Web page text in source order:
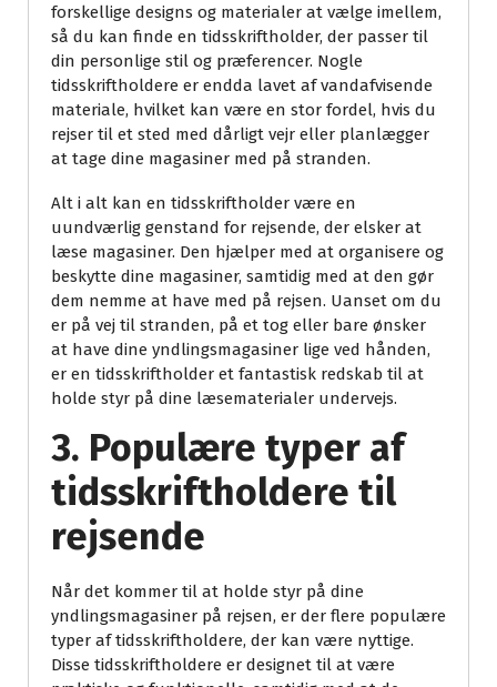
forskellige designs og materialer at vælge imellem,
så du kan finde en tidsskriftholder, der passer til
din personlige stil og præferencer. Nogle
tidsskriftholdere er endda lavet af vandafvisende
materiale, hvilket kan være en stor fordel, hvis du
rejser til et sted med dårligt vejr eller planlægger
at tage dine magasiner med på stranden.
Alt i alt kan en tidsskriftholder være en
uundværlig genstand for rejsende, der elsker at
læse magasiner. Den hjælper med at organisere og
beskytte dine magasiner, samtidig med at den gør
dem nemme at have med på rejsen. Uanset om du
er på vej til stranden, på et tog eller bare ønsker
at have dine yndlingsmagasiner lige ved hånden,
er en tidsskriftholder et fantastisk redskab til at
holde styr på dine læsematerialer undervejs.
3. Populære typer af
tidsskriftholdere til
rejsende
Når det kommer til at holde styr på dine
yndlingsmagasiner på rejsen, er der flere populære
typer af tidsskriftholdere, der kan være nyttige.
Disse tidsskriftholdere er designet til at være